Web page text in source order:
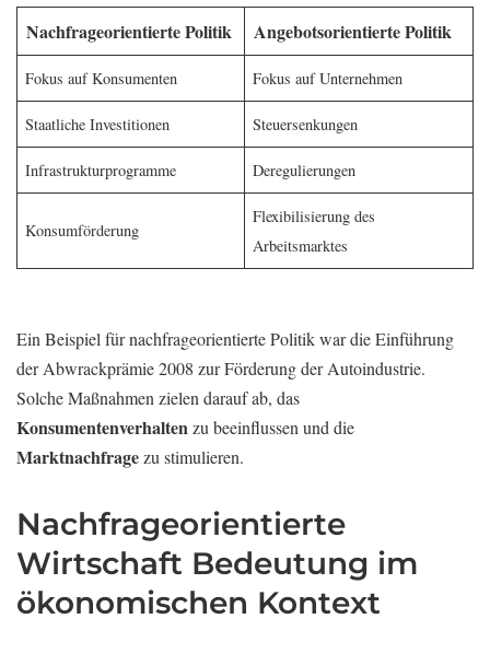
Nachfrageorientierte Politik Angebotsorientierte Politik
Fokus auf Konsumenten Fokus auf Unternehmen
Staatliche Investitionen Steuersenkungen
Infrastrukturprogramme Deregulierungen
Konsumförderung
Flexibilisierung des
Arbeitsmarktes
Ein Beispiel für nachfrageorientierte Politik war die Einführung
der Abwrackprämie 2008 zur Förderung der Autoindustrie.
Solche Maßnahmen zielen darauf ab, das
Konsumentenverhaltenzu beeinflussen und die
Marktnachfragezu stimulieren.
Nachfrageorientierte
Wirtschaft Bedeutung im
ökonomischen Kontext